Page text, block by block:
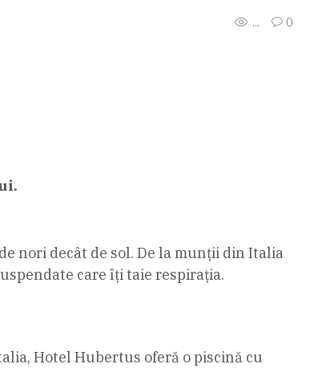
...
0
nori decât de sol. De la munții din Italia
care îți taie respirația.
Hotel Hubertus oferă o piscină cu